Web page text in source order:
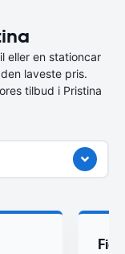
eller en stationcar
laveste pris.
tilbud i Pristina